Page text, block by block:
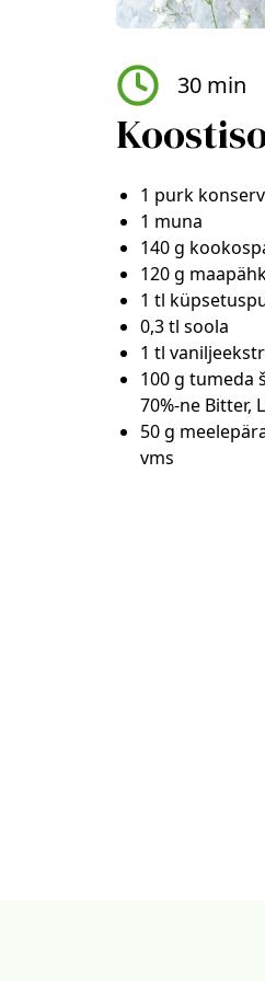
30 min
1 purk
1 muna
140 g
120 g
1 tl
0,3 tl soola
1 tl
100 g tumeda
70%-ne Bitter,
50 g
vms